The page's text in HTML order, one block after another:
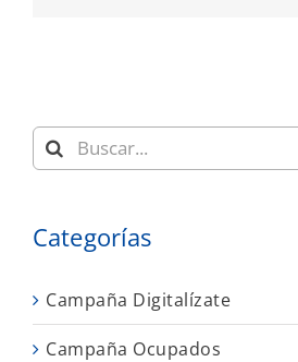
Buscar:
Categorías
Campaña Digitalízate
Campaña Ocupados